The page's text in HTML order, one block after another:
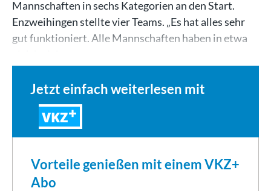
Mannschaften in sechs Kategorien an den Start.
Enzweihingen stellte vier Teams. „Es hat alles sehr
gut funktioniert. Alle Mannschaften haben in etwa
Jetzt einfach weiterlesen mit
VKZ
Vorteile genießen mit einem VKZ+
Abo